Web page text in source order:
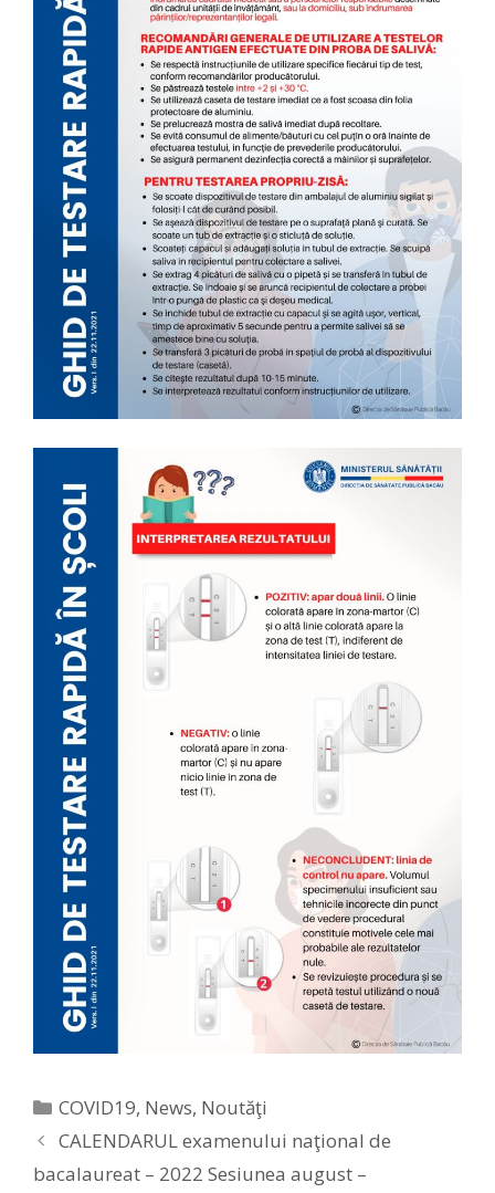
Categories
COVID19, News, Noutăţi
CALENDARUL examenului naţional de
bacalaureat – 2022 Sesiunea august –